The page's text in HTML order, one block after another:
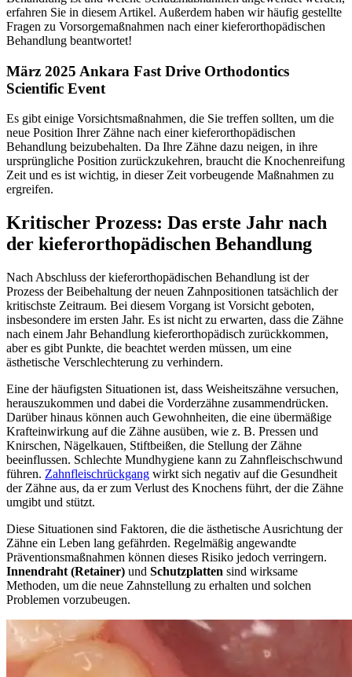
erfahren Sie in diesem Artikel. Außerdem haben wir häufig gestellte
Fragen zu Vorsorgemaßnahmen nach einer kieferorthopädischen
Behandlung beantwortet!
März 2025 Ankara Fast Drive Orthodontics
Scientific Event
Es gibt einige Vorsichtsmaßnahmen, die Sie treffen sollten, um die
neue Position Ihrer Zähne nach einer kieferorthopädischen
Behandlung beizubehalten. Da Ihre Zähne dazu neigen, in ihre
ursprüngliche Position zurückzukehren, braucht die Knochenreifung
Zeit und es ist wichtig, in dieser Zeit vorbeugende Maßnahmen zu
ergreifen.
Kritischer Prozess: Das erste Jahr nach
der kieferorthopädischen Behandlung
Nach Abschluss der kieferorthopädischen Behandlung ist der
Prozess der Beibehaltung der neuen Zahnpositionen tatsächlich der
kritischste Zeitraum. Bei diesem Vorgang ist Vorsicht geboten,
insbesondere im ersten Jahr. Es ist nicht zu erwarten, dass die Zähne
nach einem Jahr Behandlung kieferorthopädisch zurückkommen,
aber es gibt Punkte, die beachtet werden müssen, um eine
ästhetische Verschlechterung zu verhindern.
Eine der häufigsten Situationen ist, dass Weisheitszähne versuchen,
herauszukommen und dabei die Vorderzähne zusammendrücken.
Darüber hinaus können auch Gewohnheiten, die eine übermäßige
Krafteinwirkung auf die Zähne ausüben, wie z. B. Pressen und
Knirschen, Nägelkauen, Stiftbeißen, die Stellung der Zähne
beeinflussen. Schlechte Mundhygiene kann zu Zahnfleischschwund
führen. Zahnfleischrückgang wirkt sich negativ auf die Gesundheit
der Zähne aus, da er zum Verlust des Knochens führt, der die Zähne
umgibt und stützt.
Diese Situationen sind Faktoren, die die ästhetische Ausrichtung der
Zähne ein Leben lang gefährden. Regelmäßig angewandte
Präventionsmaßnahmen können dieses Risiko jedoch verringern.
Innendraht (Retainer) und Schutzplatten sind wirksame
Methoden, um die neue Zahnstellung zu erhalten und solchen
Problemen vorzubeugen.